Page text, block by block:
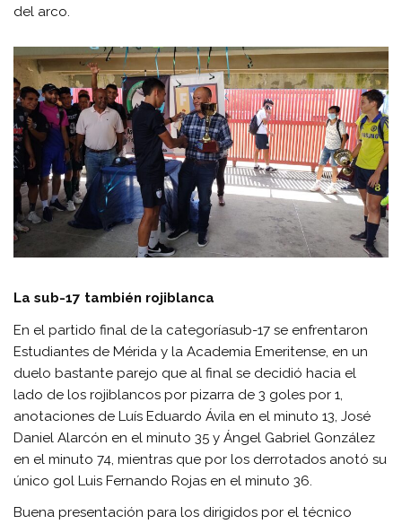
del arco.
La sub-17 también rojiblanca
En el partido final de la categoríasub-17 se enfrentaron
Estudiantes de Mérida y la Academia Emeritense, en un
duelo bastante parejo que al final se decidió hacia el
lado de los rojiblancos por pizarra de 3 goles por 1,
anotaciones de Luís Eduardo Ávila en el minuto 13, José
Daniel Alarcón en el minuto 35 y Ángel Gabriel González
en el minuto 74, mientras que por los derrotados anotó su
único gol Luis Fernando Rojas en el minuto 36.
Buena presentación para los dirigidos por el técnico